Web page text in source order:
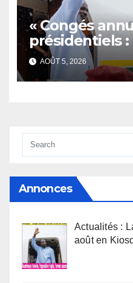
« Congés
présidentiels
s’envole,
l’armée
AOÛT 5, 2026
Annonces
Actualités :
août en